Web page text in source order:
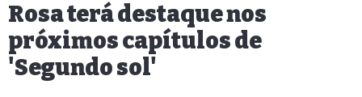
Rosa terá destaque nos
próximos capítulos de
'Segundo sol'